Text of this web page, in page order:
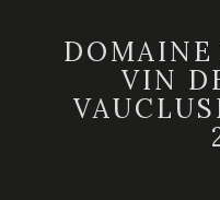
VIN